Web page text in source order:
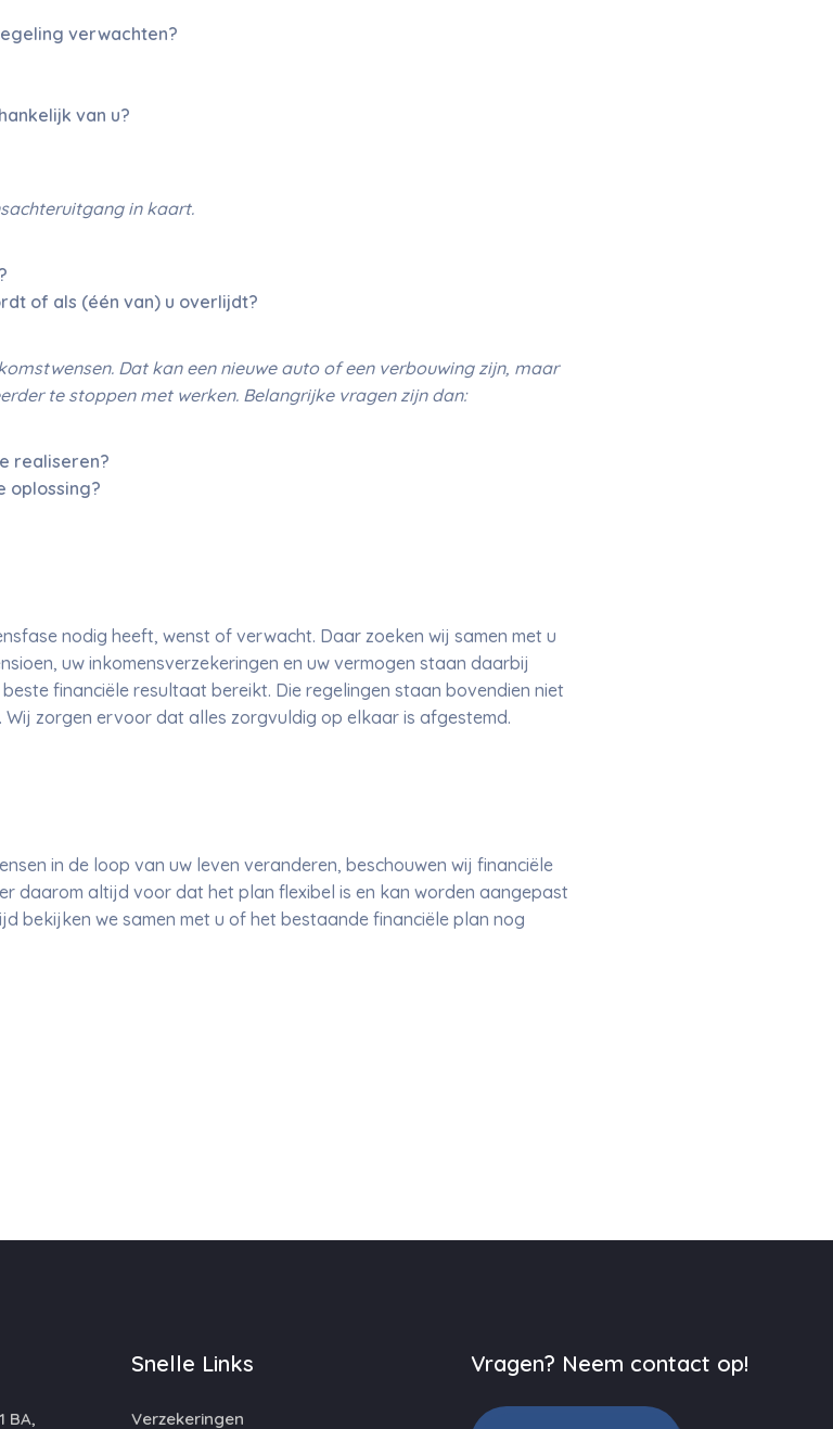
verwachten?
van u?
in kaart.
of als (één van) u overlijdt?
Dat kan een nieuwe auto of een verbouwing zijn, maar
te stoppen met werken. Belangrijke vragen zijn dan:
realiseren?
oplossing?
nodig heeft, wenst of verwacht. Daar zoeken wij samen met u
uw inkomensverzekeringen en uw vermogen staan daarbij
financiële resultaat bereikt. Die regelingen staan bovendien niet
Wij zorgen ervoor dat alles zorgvuldig op elkaar is afgestemd.
in de loop van uw leven veranderen, beschouwen wij financiële
daarom altijd voor dat het plan flexibel is en kan worden aangepast
bekijken we samen met u of het bestaande financiële plan nog
BA,
Snelle Links
Verzekeringen
Vragen? Neem contact op!